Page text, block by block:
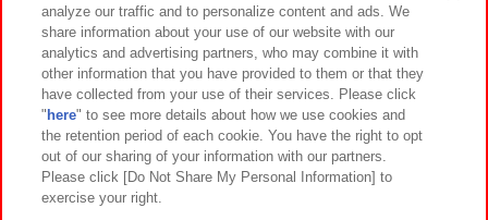
イベント・キャンペーン
関連会社 サステナビリティ サイトポリシー
プライバシーポリシー ウェブアクセシビリティ方針と検証結果
お取引先さまとともに
analyze our traffic and to personalize content and ads. We
share information about your use of our website with our
analytics and advertising partners, who may combine it with
other information that you have provided to them or that they
have collected from your use of their services. Please click
" here" to see more details about how we use cookies and
the retention period of each cookie. You have the right to opt
out of our sharing of your information with our partners.
Please click [Do Not Share My Personal Information] to
exercise your right.